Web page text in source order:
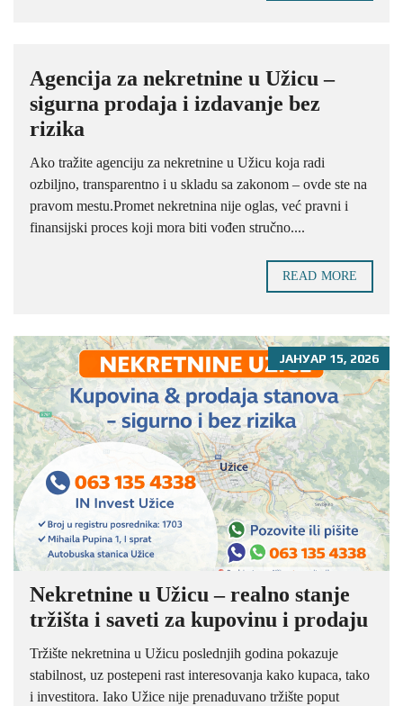
Agencija za nekretnine u Užicu –
sigurna prodaja i izdavanje bez
rizika
Ako tražite agenciju za nekretnine u Užicu koja radi
ozbiljno, transparentno i u skladu sa zakonom – ovde ste na
pravom mestu.Promet nekretnina nije oglas, već pravni i
finansijski proces koji mora biti vođen stručno....
READ MORE
ЈАНУАР 15, 2026
Nekretnine u Užicu – realno stanje
tržišta i saveti za kupovinu i prodaju
Tržište nekretnina u Užicu poslednjih godina pokazuje
stabilnost, uz postepeni rast interesovanja kako kupaca, tako
i investitora. Iako Užice nije prenaduvano tržište poput